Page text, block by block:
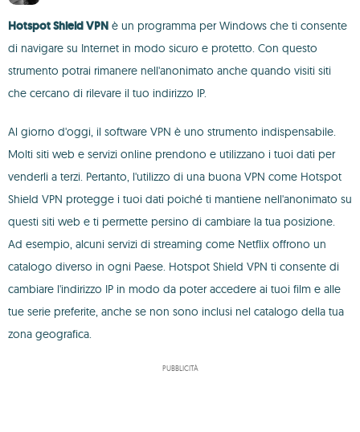
Hotspot Shield VPN è un programma per Windows che ti consente
di navigare su Internet in modo sicuro e protetto. Con questo
strumento potrai rimanere nell'anonimato anche quando visiti siti
che cercano di rilevare il tuo indirizzo IP.
Al giorno d'oggi, il software VPN è uno strumento indispensabile.
Molti siti web e servizi online prendono e utilizzano i tuoi dati per
venderli a terzi. Pertanto, l'utilizzo di una buona VPN come Hotspot
Shield VPN protegge i tuoi dati poiché ti mantiene nell'anonimato su
questi siti web e ti permette persino di cambiare la tua posizione.
Ad esempio, alcuni servizi di streaming come Netflix offrono un
catalogo diverso in ogni Paese. Hotspot Shield VPN ti consente di
cambiare l'indirizzo IP in modo da poter accedere ai tuoi film e alle
tue serie preferite, anche se non sono inclusi nel catalogo della tua
zona geografica.
PUBBLICITÀ